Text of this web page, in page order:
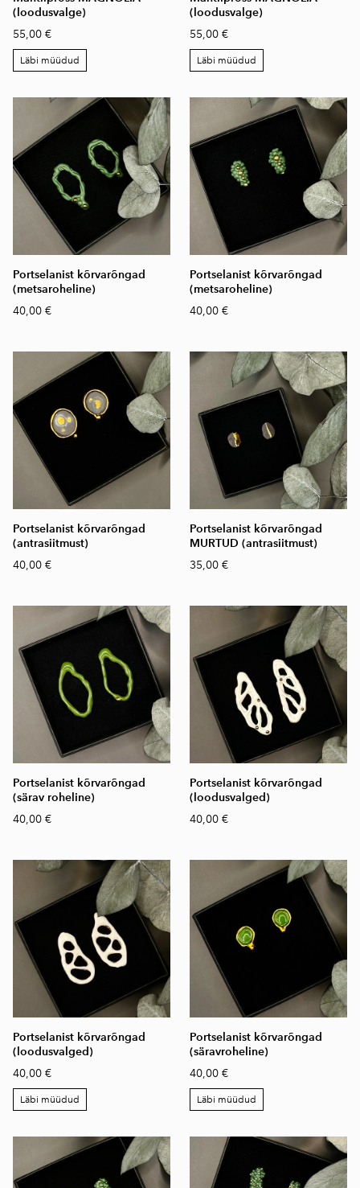
(loodusvalge)
55,00 €
Läbi müüdud
(loodusvalge)
55,00 €
Läbi müüdud
Portselanist kõrvarõngad
(metsaroheline)
40,00 €
Portselanist kõrvarõngad
(metsaroheline)
40,00 €
Portselanist kõrvarõngad
(antrasiitmust)
40,00 €
Portselanist kõrvarõngad
MURTUD (antrasiitmust)
35,00 €
Portselanist kõrvarõngad
(särav roheline)
40,00 €
Portselanist kõrvarõngad
(loodusvalged)
40,00 €
Portselanist kõrvarõngad
(loodusvalged)
40,00 €
Läbi müüdud
Portselanist kõrvarõngad
(säravroheline)
40,00 €
Läbi müüdud